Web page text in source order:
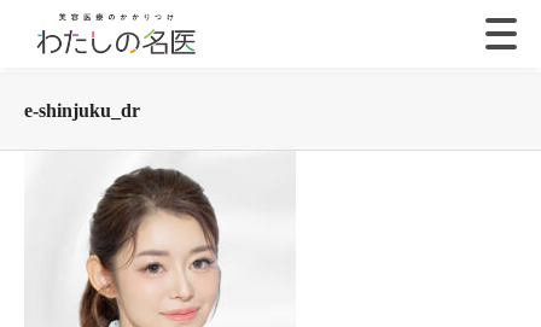
e-shinjuku_dr